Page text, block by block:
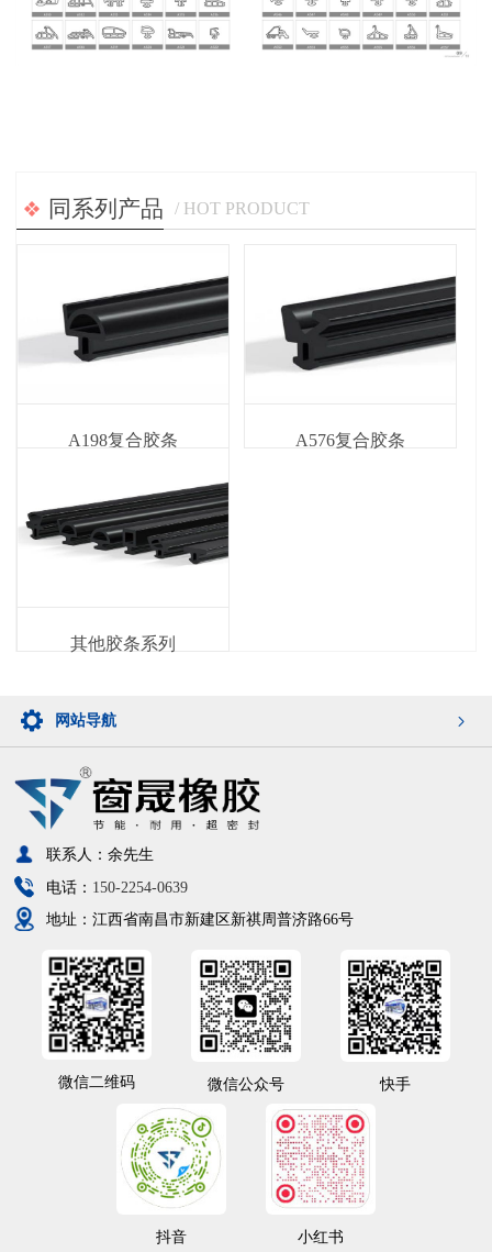
同系列产品 / HOT PRODUCT
A198复合胶条 A576复合胶条
其他胶条系列
网站导航
联系人：余先生
电话： 150-2254-0639
地址：江西省南昌市新建区新祺周普济路66号
微信二维码 微信公众号 快手
抖音 小红书